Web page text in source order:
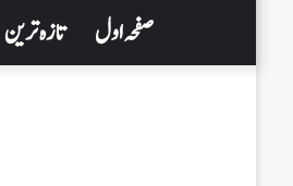
صفحہ اول تازہ ترین